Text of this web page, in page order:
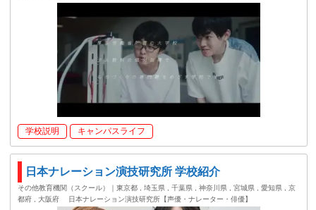
学校説明 キャンパスライフ
日本ナレーション演技研究所 学校紹介
その他教育機関（スクール）｜東京都 , 埼玉県 , 千葉県 , 神奈川県 , 宮城県 , 愛知県 , 京
都府 , 大阪府
日本ナレーション演技研究所【声優・ナレーター・俳優】